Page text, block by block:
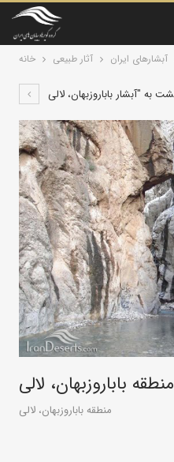
خانه آثار طبیعی آبشارهای ایران
منطقه باباروزبهان، لالی
منطقه باباروزبهان، لالی